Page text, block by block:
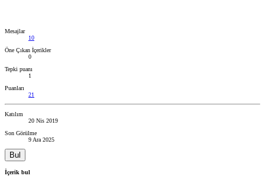
Mesajlar
10
Öne Çıkan İçerikler
0
Tepki puanı
1
Puanları
21
Katılım
20 Nis 2019
Son Görülme
9 Ara 2025
Bul
İçerik bul